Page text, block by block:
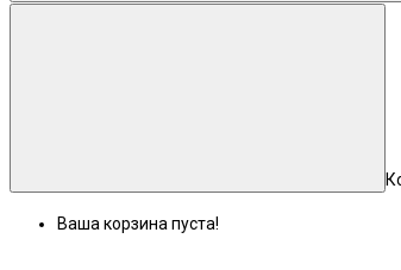
Ваша корзина пуста!